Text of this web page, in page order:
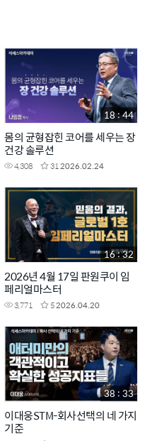
몸의 균형잡힌 코어를 세우는 장
건강 솔루션
4,308 312026.02.24
18 : 44
2026년 4월 17일 판원쿠이 임
페리얼마스터
3,771 52026.04.20
16 : 32
이대웅STM-회사선택의 네 가지
기준
38 : 33